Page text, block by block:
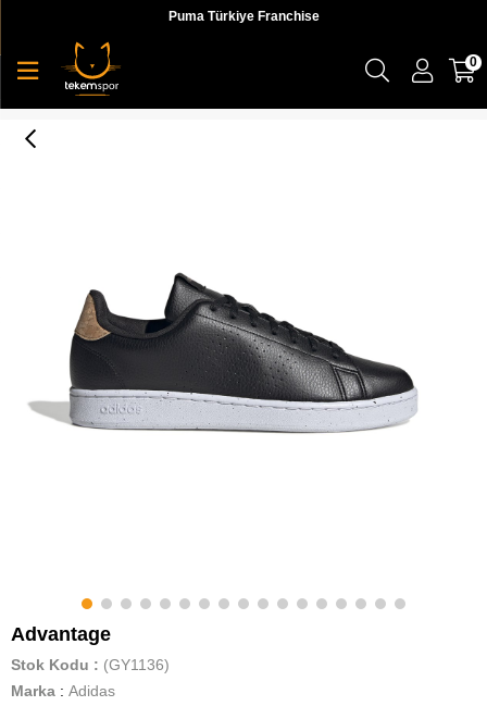
Puma Türkiye Franchise
0
Advantage
Stok Kodu
(GY1136)
Marka : Adidas